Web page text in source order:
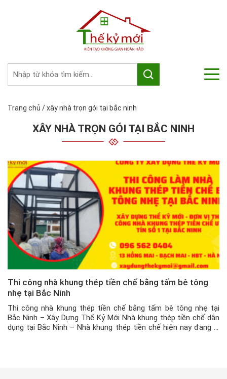
Trang chủ /xây nhà trọn gói tại bắc ninh
XÂY NHÀ TRỌN GÓI TẠI BẮC NINH
Thi công nhà khung thép tiền chế bằng tấm bê tông
nhẹ tại Bắc Ninh
Thi công nhà khung thép tiền chế bằng tấm bê tông nhẹ tại
Bắc Ninh – Xây Dựng Thế Kỷ Mới Nhà khung thép tiền chế dân
dụng tại Bắc Ninh – Nhà khung thép tiền chế hiện nay đang là